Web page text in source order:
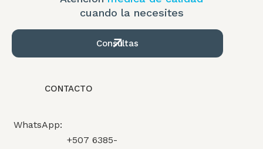
cuando la necesites
Consultas
CONTACTO
WhatsApp:
+507 6385-